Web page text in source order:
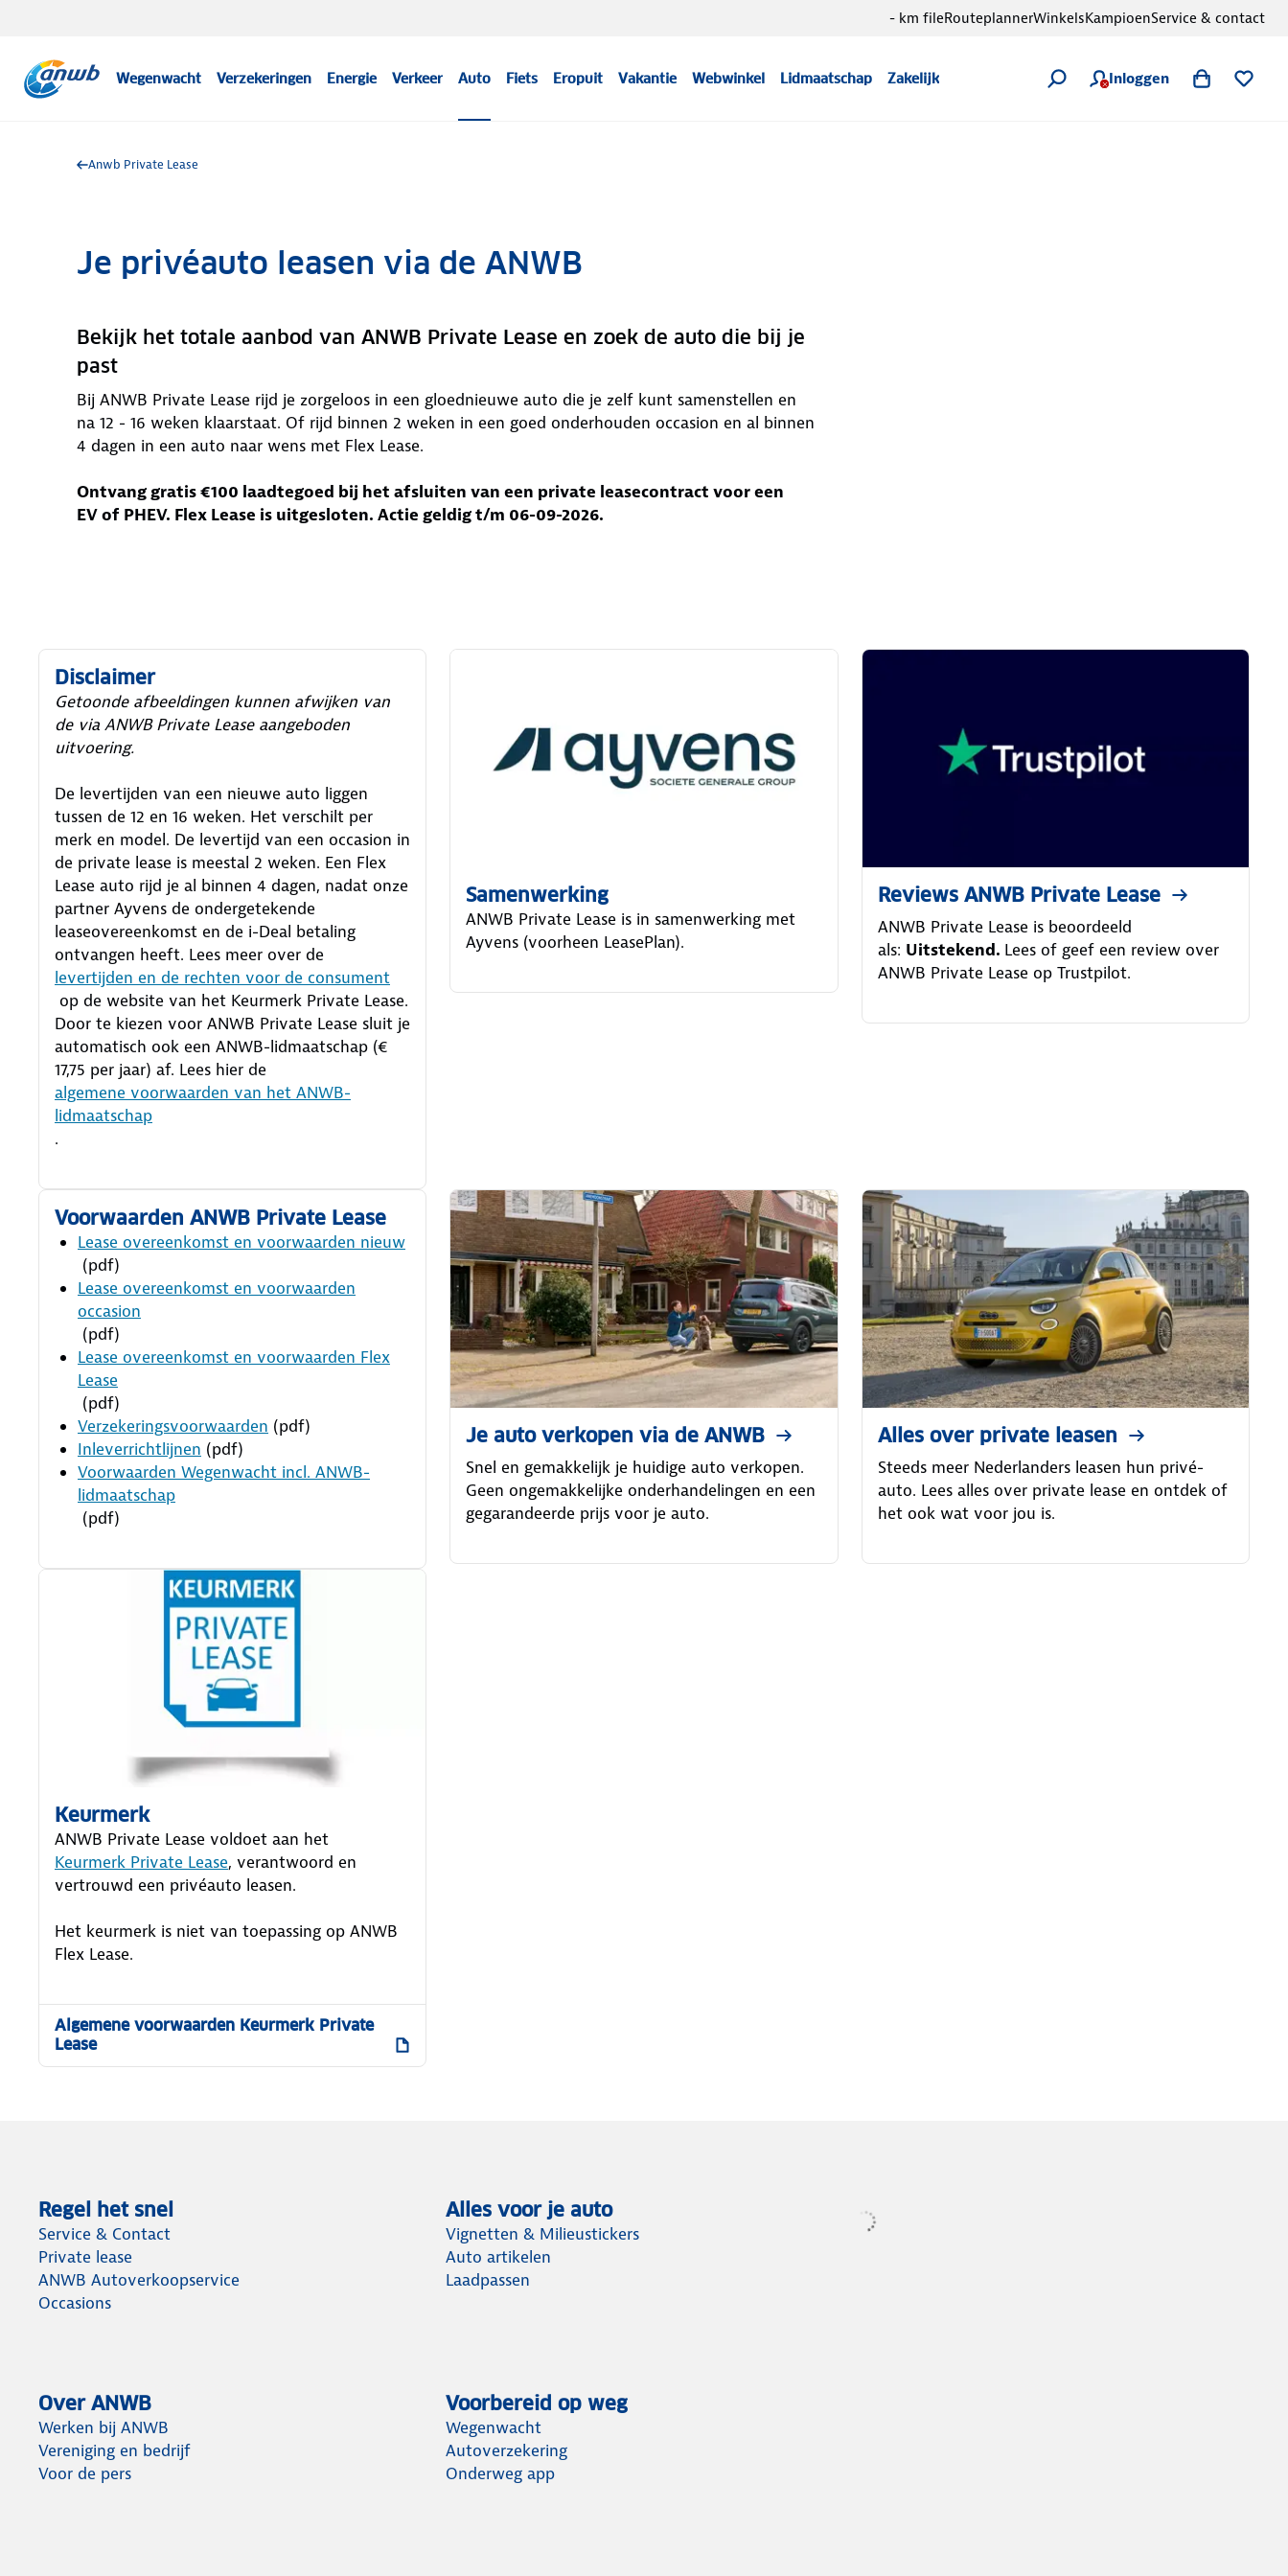
Wegenwacht Verzekeringen Energie Verkeer Auto Fiets Eropuit Vakantie Webwinkel Lidmaatschap Zakelijk Inloggen
- km fileRouteplannerWinkelsKampioenService & contact
Anwb Private Lease
Je privéauto leasen via de ANWB
Bekijk het totale aanbod van ANWB Private Lease en zoek de auto die bij je
past
Bij ANWB Private Lease rijd je zorgeloos in een gloednieuwe auto die je zelf kunt samenstellen en
na 12 - 16 weken klaarstaat. Of rijd binnen 2 weken in een goed onderhouden occasion en al binnen
4 dagen in een auto naar wens met Flex Lease.
Ontvang gratis €100 laadtegoed bij het afsluiten van een private leasecontract voor een
EV of PHEV. Flex Lease is uitgesloten. Actie geldig t/m 06-09-2026.
Disclaimer
Getoonde afbeeldingen kunnen afwijken van
de via ANWB Private Lease aangeboden
uitvoering.
De levertijden van een nieuwe auto liggen
tussen de 12 en 16 weken. Het verschilt per
merk en model. De levertijd van een occasion in
de private lease is meestal 2 weken. Een Flex
Lease auto rijd je al binnen 4 dagen, nadat onze
partner Ayvens de ondergetekende
leaseovereenkomst en de i-Deal betaling
ontvangen heeft. Lees meer over de
levertijden en de rechten voor de consument
op de website van het Keurmerk Private Lease.
Door te kiezen voor ANWB Private Lease sluit je
automatisch ook een ANWB-lidmaatschap (€
17,75 per jaar) af. Lees hier de
algemene voorwaarden van het ANWB-
lidmaatschap
.
Samenwerking
ANWB Private Lease is in samenwerking met
Ayvens (voorheen LeasePlan).
Reviews ANWB Private Lease
ANWB Private Lease is beoordeeld
als: Uitstekend. Lees of geef een review over
ANWB Private Lease op Trustpilot.
Voorwaarden ANWB Private Lease
Lease overeenkomst en voorwaarden nieuw
(pdf)
Lease overeenkomst en voorwaarden
occasion
(pdf)
Lease overeenkomst en voorwaarden Flex
Lease
(pdf)
Verzekeringsvoorwaarden (pdf)
Inleverrichtlijnen (pdf)
Voorwaarden Wegenwacht incl. ANWB-
lidmaatschap
(pdf)
Je auto verkopen via de ANWB
Snel en gemakkelijk je huidige auto verkopen.
Geen ongemakkelijke onderhandelingen en een
gegarandeerde prijs voor je auto.
Alles over private leasen
Steeds meer Nederlanders leasen hun privé-
auto. Lees alles over private lease en ontdek of
het ook wat voor jou is.
Keurmerk
ANWB Private Lease voldoet aan het
Keurmerk Private Lease, verantwoord en
vertrouwd een privéauto leasen.
Het keurmerk is niet van toepassing op ANWB
Flex Lease.
Algemene voorwaarden Keurmerk Private
Lease
Regel het snel
Service & Contact
Private lease
ANWB Autoverkoopservice
Occasions
Alles voor je auto
Vignetten & Milieustickers
Auto artikelen
Laadpassen
Over ANWB
Werken bij ANWB
Vereniging en bedrijf
Voor de pers
Voorbereid op weg
Wegenwacht
Autoverzekering
Onderweg app